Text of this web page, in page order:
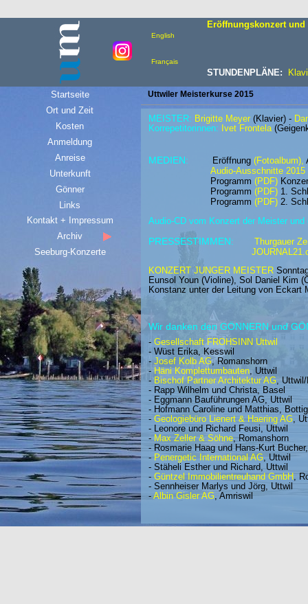
Eröffnungskonzert
STUNDENPLÄNE:
English
Français
Startseite
Ort und Zeit
Kosten
Anmeldung
Anreise
Unterkunft
Kontakt + Impressum
Gönner
Links
Archiv
Seeburg-Konzerte
Uttwiler Meisterkurse 2015
MEDIEN: Eröffnung (Fotoalbum),
Audio-Ausschnitte 2015
Programm (PDF)
Programm (PDF) 1.
Programm (PDF) 2.
Audio-CD vom Konzert der Meister
PRESSESTIMMEN:
Thurgauer
MEISTER: Brigitte Meyer (Klavier) -
Korrepetitorinnen: Ivet Frontela
KONZERT JUNGER MEISTER
Eunsol Youn (Violine), Sol Daniel Kim
Konstanz unter der Leitung von Eckart
Wir danken den GÖNNERN und
- Gesellschaft FROHSINN Uttwil
- Wüst Erika, Kesswil
- Josef Kolb AG, Romanshorn
- Häni Komplettumbauten , Uttwil
- Bischof Partner Architektur AG ,
- Rapp Wilhelm und Christa, Basel
- Eggmann Bauführungen AG, Uttwil
- Hofmann Caroline und Matthias,
- Geologiebüro Lienert & Haering AG ,
- Leonore und Richard Feusi, Uttwil
- Max Zeller & Söhne , Romanshorn
- Rosmarie Haag und Hans-Kurt
- Penergetic International AG , Uttwil
- Stäheli Esther und Richard, Uttwil
- Güntzel Immobilientreuhand GmbH ,
- Sennheiser Marlys und Jörg, Uttwil
- Albin Gisler AG , Amriswil